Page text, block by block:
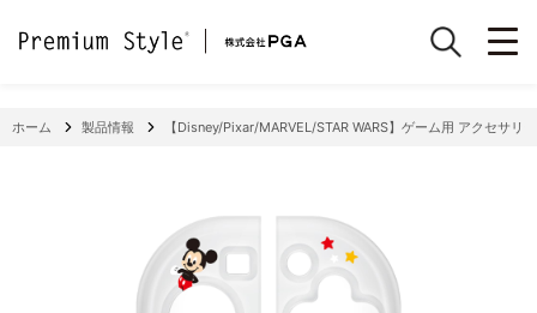
ホーム 製品情報 【Disney/Pixar/MARVEL/STAR WARS】ゲーム用 アクセサリー